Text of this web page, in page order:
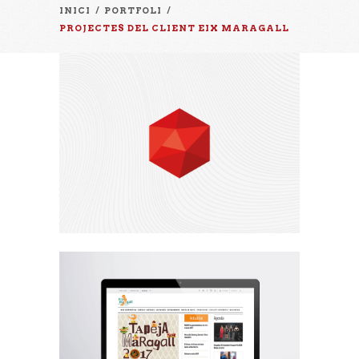
INICI / PORTFOLI /
PROJECTES DEL CLIENT EIX MARAGALL